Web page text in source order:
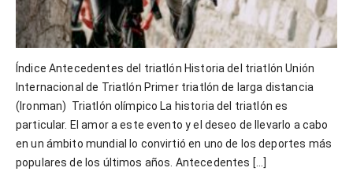
Índice Antecedentes del triatlón Historia del triatlón Unión
Internacional de Triatlón Primer triatlón de larga distancia
(Ironman) Triatlón olímpico La historia del triatlón es
particular. El amor a este evento y el deseo de llevarlo a cabo
en un ámbito mundial lo convirtió en uno de los deportes más
populares de los últimos años. Antecedentes […]